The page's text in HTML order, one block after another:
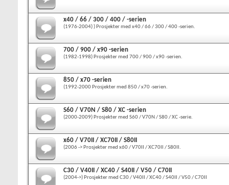
x40 / 66 / 300 / 400 / -serien
(1976-2004) ) Prosjekter med x40 / 66 / 300 / 400 -serien.
700 / 900 / x90 -serien
(1982-1998) Prosjekter med 700 / 900 / x90 -serien.
850 / x70 -serien
(1992-2000 Prosjekter med 850 / x70 -serien.
S60 / V70N / S80 / XC -serien
(2000-2009) Prosjekter med S60 / V70N / S80 / XC -serie.
x60 / V70II / XC70II / S80II
(2006 -> Prosjekter med x60 / V70II / XC70II / S80II.
C30 / V40II / XC40 / S40II / V50 / C70II
(2004->) Prosjekter med C30 / V40II / XC40 / S40II / V50 / C70II